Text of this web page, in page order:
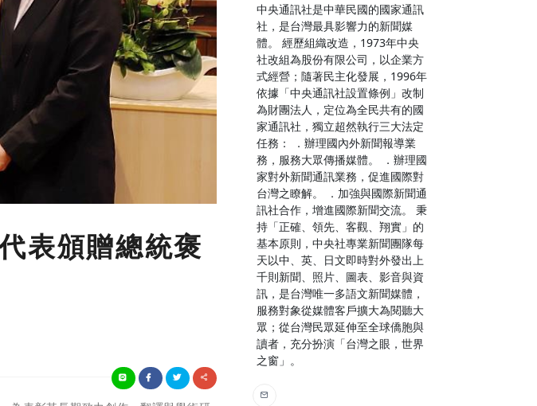
表頒贈總統褒
中央通訊社是中華民國的國家通訊
社，是台灣最具影響力的新聞媒
體。 經歷組織改造，1973年中央
社改組為股份有限公司，以企業方
式經營；隨著民主化發展，1996年
依據「中央通訊社設置條例」改制
為財團法人，定位為全民共有的國
家通訊社，獨立超然執行三大法定
任務： ．辦理國內外新聞報導業
務，服務大眾傳播媒體。 ．辦理國
家對外新聞通訊業務，促進國際對
台灣之瞭解。 ．加強與國際新聞通
訊社合作，增進國際新聞交流。 秉
持「正確、領先、客觀、翔實」的
基本原則，中央社專業新聞團隊每
天以中、英、日文即時對外發出上
千則新聞、照片、圖表、影音與資
訊，是台灣唯一多語文新聞媒體，
服務對象從媒體客戶擴大為閱聽大
眾；從台灣民眾延伸至全球僑胞與
讀者，充分扮演「台灣之眼，世界
之窗」。